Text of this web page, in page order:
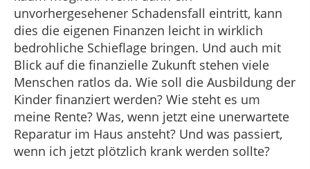
unvorhergesehener Schadensfall eintritt, kann
dies die eigenen Finanzen leicht in wirklich
bedrohliche Schieflage bringen. Und auch mit
Blick auf die finanzielle Zukunft stehen viele
Menschen ratlos da. Wie soll die Ausbildung der
Kinder finanziert werden? Wie steht es um
meine Rente? Was, wenn jetzt eine unerwartete
Reparatur im Haus ansteht? Und was passiert,
wenn ich jetzt plötzlich krank werden sollte?